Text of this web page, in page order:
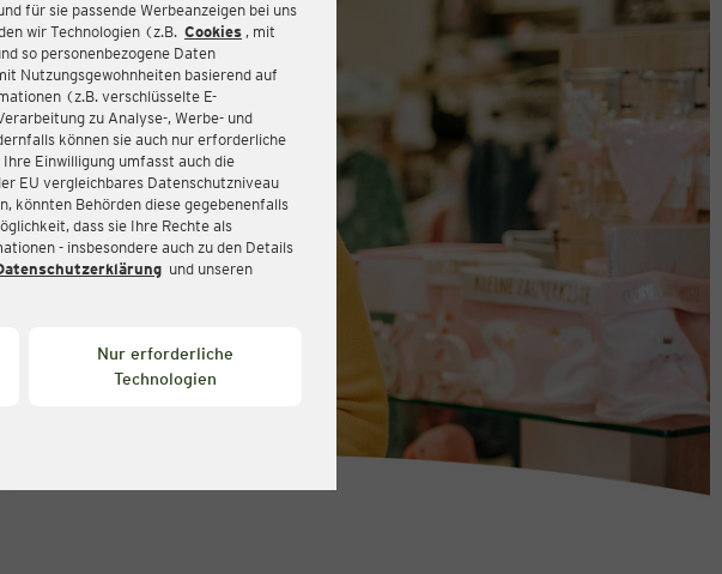
für sie passende Werbeanzeigen bei uns
wir Technologien (z.B. Cookies , mit
so personenbezogene Daten
Nutzungsgewohnheiten basierend auf
(z.B. verschlüsselte E-
zu Analyse-, Werbe- und
können sie auch nur erforderliche
Einwilligung umfasst auch die
EU vergleichbares Datenschutzniveau
könnten Behörden diese gegebenenfalls
dass sie Ihre Rechte als
- insbesondere auch zu den Details
und unseren
Nur erforderliche
Technologien